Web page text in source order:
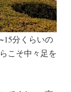
分くらいの
こそ中々足を